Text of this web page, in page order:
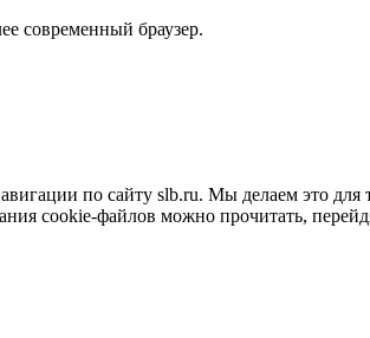
современный браузер.
по сайту slb.ru. Мы делаем это для
cookie-файлов можно прочитать,